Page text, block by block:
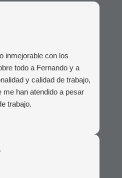
inmejorable con los
todo a Fernando y a
y calidad de trabajo,
me han atendido a pesar
trabajo.